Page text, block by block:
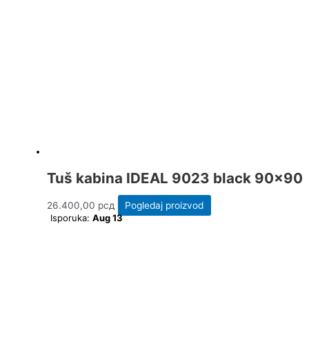
Tuš kabina IDEAL 9023 black 90×90
26.400,00 рсд
Pogledaj proizvod
Isporuka: Aug 13